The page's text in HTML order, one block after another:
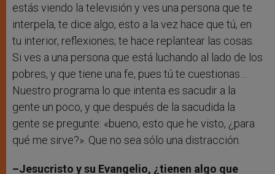
estás viendo la televisión y ves una persona que te
interpela, te dice algo, esto a la vez hace que tú, en
tu interior, reflexiones; te hace replantear las cosas.
Si ves a una persona que está luchando al lado de los
pobres, y que tiene una fe, pues tú te cuestionas…
Nuestro programa lo que intenta es sacudir a la
gente un poco, y que después de la sacudida la
gente se pregunte: «bueno, esto que he visto, ¿para
qué me sirve?». Que no sea sólo una distracción.
–Jesucristo y su Evangelio, ¿tienen algo que